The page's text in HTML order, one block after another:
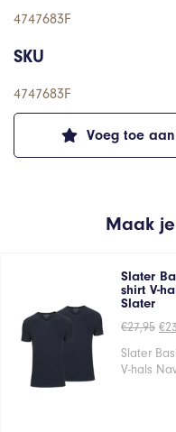
Voeg toe
4747683F
SKU
4747683F
Maak
Slater
shirt V-
Slater
€27,95 €
Slater
V-hals